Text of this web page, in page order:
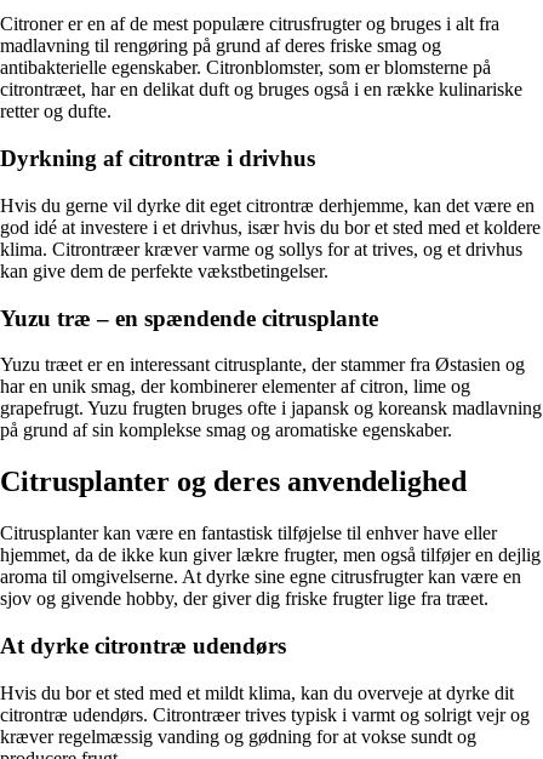
Citroner er en af de mest populære citrusfrugter og bruges i alt fra
madlavning til rengøring på grund af deres friske smag og
antibakterielle egenskaber. Citronblomster, som er blomsterne på
citrontræet, har en delikat duft og bruges også i en række kulinariske
retter og dufte.
Dyrkning af citrontræ i drivhus
Hvis du gerne vil dyrke dit eget citrontræ derhjemme, kan det være en
god idé at investere i et drivhus, især hvis du bor et sted med et koldere
klima. Citrontræer kræver varme og sollys for at trives, og et drivhus
kan give dem de perfekte vækstbetingelser.
Yuzu træ – en spændende citrusplante
Yuzu træet er en interessant citrusplante, der stammer fra Østasien og
har en unik smag, der kombinerer elementer af citron, lime og
grapefrugt. Yuzu frugten bruges ofte i japansk og koreansk madlavning
på grund af sin komplekse smag og aromatiske egenskaber.
Citrusplanter og deres anvendelighed
Citrusplanter kan være en fantastisk tilføjelse til enhver have eller
hjemmet, da de ikke kun giver lækre frugter, men også tilføjer en dejlig
aroma til omgivelserne. At dyrke sine egne citrusfrugter kan være en
sjov og givende hobby, der giver dig friske frugter lige fra træet.
At dyrke citrontræ udendørs
Hvis du bor et sted med et mildt klima, kan du overveje at dyrke dit
citrontræ udendørs. Citrontræer trives typisk i varmt og solrigt vejr og
kræver regelmæssig vanding og gødning for at vokse sundt og